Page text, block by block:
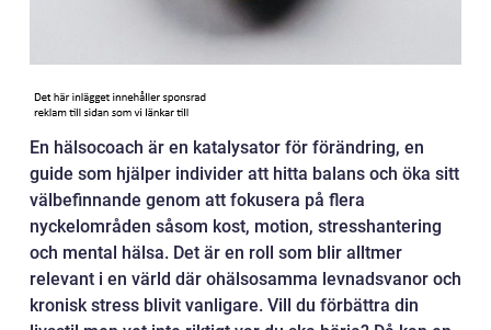
En hälsocoach är en katalysator för förändring, en
guide som hjälper individer att hitta balans och öka sitt
välbefinnande genom att fokusera på flera
nyckelområden såsom kost, motion, stresshantering
och mental hälsa. Det är en roll som blir alltmer
relevant i en värld där ohälsosamma levnadsvanor och
kronisk stress blivit vanligare. Vill du förbättra din